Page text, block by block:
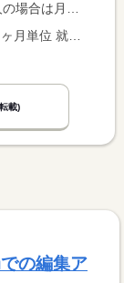
額を表示しています。
載)
の編集ア